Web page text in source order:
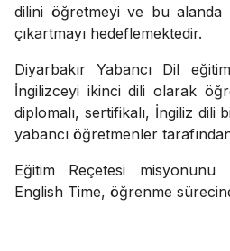
dilini öğretmeyi ve bu alanda
çıkartmayı hedeflemektedir.
Diyarbakır Yabancı Dil
İngilizceyi ikinci dili olarak
diplomalı, sertifikalı, İngiliz dili
yabancı öğretmenler
Eğitim Reçetesi misyonunu
English Time, öğrenme